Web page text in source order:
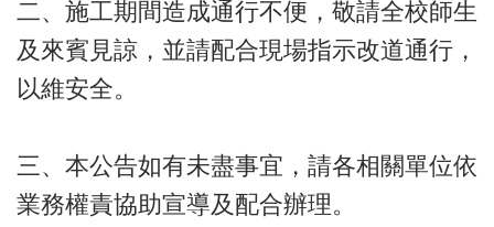
二、施工期間造成通行不便，敬請全校師生
及來賓見諒，並請配合現場指示改道通行，
以維安全。
三、本公告如有未盡事宜，請各相關單位依
業務權責協助宣導及配合辦理。